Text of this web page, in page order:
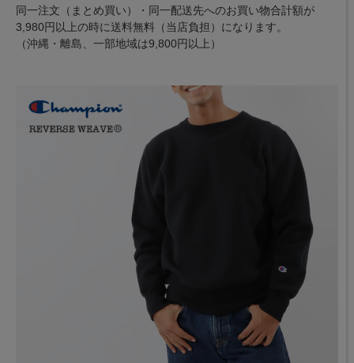
同一注文（まとめ買い）・同一配送先へのお買い物合計額が
3,980円以上の時に送料無料（当店負担）になります。
（沖縄・離島、一部地域は9,800円以上）